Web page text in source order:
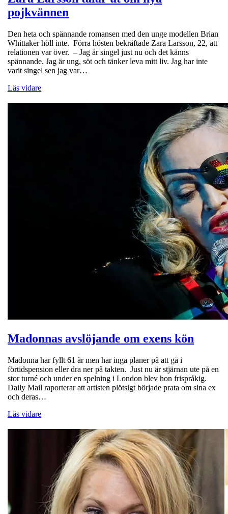
pojkvännen
Den heta och spännande romansen med den unge modellen Brian
Whittaker höll inte. Förra hösten bekräftade Zara Larsson, 22, att
relationen var över. – Jag är singel just nu och det känns
spännande. Jag är ung, söt och tänker leva mitt liv. Jag har inte
varit singel sen jag var…
Läs vidare
Madonnas avslöjande om exens kön
Madonna har fyllt 61 år men har inga planer på att gå i
förtidspension eller dra ner på takten. Just nu är stjärnan ute på en
stor turné och under en spelning i London blev hon frispråkig.
Daily Mail raporterar att artisten plötsigt började prata om sina ex
och deras…
Läs vidare